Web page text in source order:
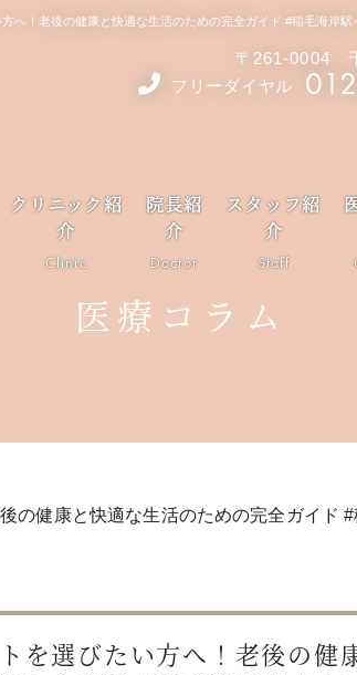
へ！老後の健康と快適な生活のための完全ガイド #稲毛海岸
〒261-0004
フリーダイヤル
クリニック紹
介
Clinic
院長紹
介
Doctor
スタッフ紹
介
Staff
医療コラム
の健康と快適な生活のための完全ガイド
を選びたい方へ！老後の健